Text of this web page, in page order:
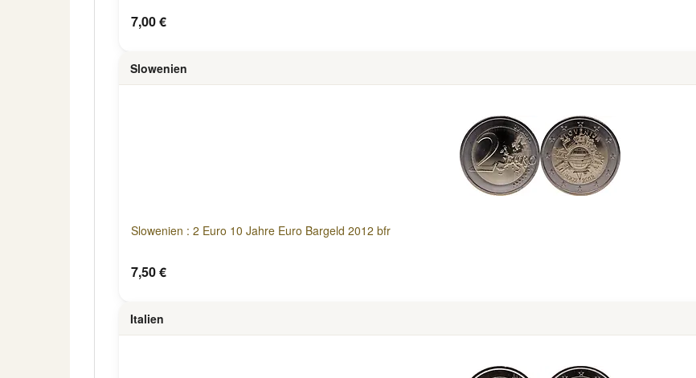
7,00 €
Slowenien
Slowenien : 2 Euro 10 Jahre Euro Bargeld 2012 bfr
7,50 €
Italien